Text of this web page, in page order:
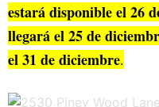
estará disponible el 26
llegará el 25 de
el 31 de diciembre.